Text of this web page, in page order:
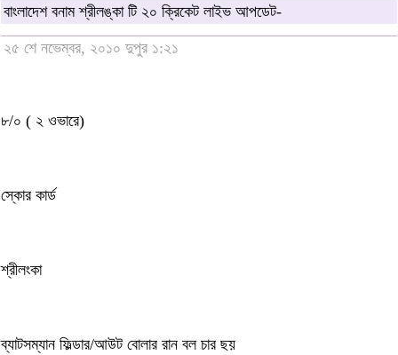
বাংলাদেশ বনাম শ্রীলঙ্কা টি ২০ ক্রিকেট লাইভ আপডেট-
২৫ শে নভেম্বর, ২০১০ দুপুর ১:২১
৮/০ ( ২ ওভারে)
স্কোর কার্ড
শ্রীলংকা
ব্যাটসম্যান ফিল্ডার/আউট বোলার রান বল চার ছয়